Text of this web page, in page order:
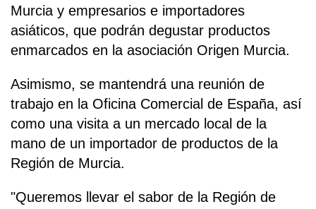
Murcia y empresarios e importadores
asiáticos, que podrán degustar productos
enmarcados en la asociación Origen Murcia.
Asimismo, se mantendrá una reunión de
trabajo en la Oficina Comercial de España, así
como una visita a un mercado local de la
mano de un importador de productos de la
Región de Murcia.
"Queremos llevar el sabor de la Región de